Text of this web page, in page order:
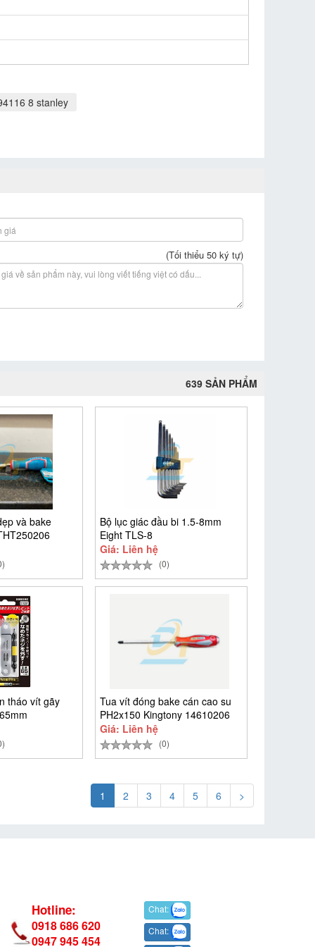
8 stanley
(Tối thiểu 50 ký tự)
639 SẢN PHẨM
và bake
Bộ lục giác đầu bi 1.5-8mm
Eight TLS-8
Giá: Liên hệ
(0)
tháo vít gãy
Tua vít đóng bake cán cao su
PH2x150 Kingtony 14610206
Giá: Liên hệ
(0)
1 2 3 4 5 6 >
Hotline:
0918 686 620
0947 945 454
Chat:
Chat: